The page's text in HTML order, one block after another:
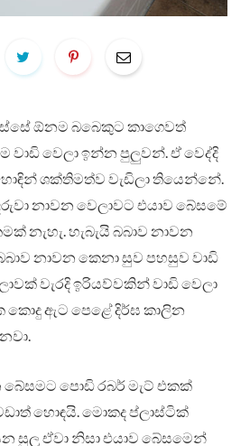
ඕනම බබෙකුට කාගෙවත්
වාඩි වෙලා ඉන්න පුලුවන්. ඒ වෙද්දි
ශක්තිමත්ව වැඩිලා තියෙන්නේ.
නාවන වෙලාවට එයාව බේසමේ
නැහැ. හැබැයි බබාව නාවන
නාවන කෙනා සුව පහසුව වාඩි
වැරදි ඉරියව්වකින් වාඩි වෙලා
කොදු ඇට පෙළේ දිර්ඝ කාලින
පොඩි රබර් මැට් එකක්
හොඳයි. මොකද ප්ලාස්ටික්
සුලු ඒවා නිසා එයාව බේසමෙන්